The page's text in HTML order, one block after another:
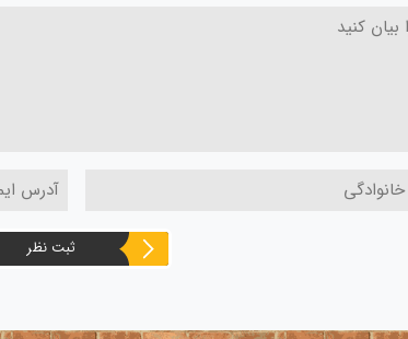
ثبت نظر